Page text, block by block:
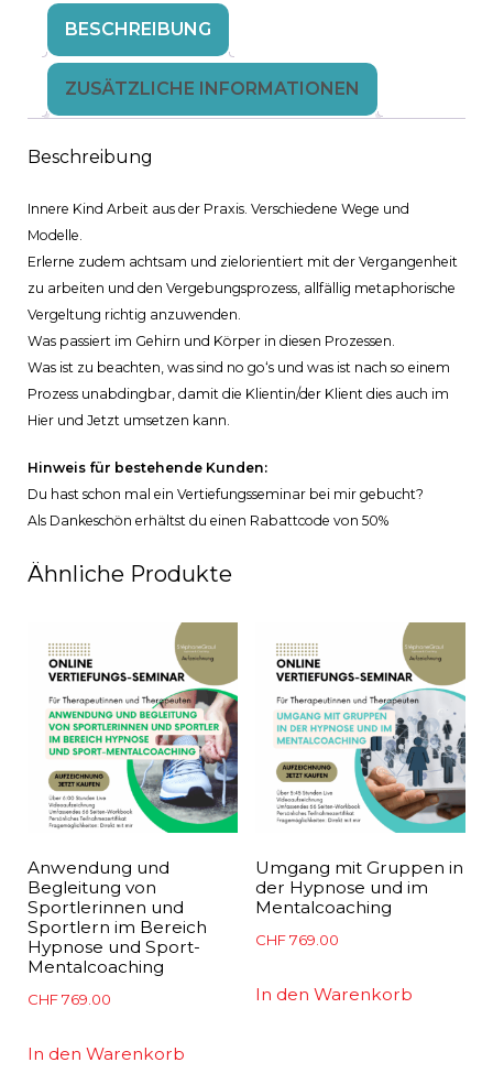
Arbeit
mit
Vergangenheit
(Regression),
und
Vergebung,
metaphorische
Vergeltung
Menge
BESCHREIBUNG
ZUSÄTZLICHE INFORMATIONEN
Beschreibung
Innere Kind Arbeit aus der Praxis. Verschiedene Wege und
Modelle.
Erlerne zudem achtsam und zielorientiert mit der Vergangenheit
zu arbeiten und den Vergebungsprozess, allfällig metaphorische
Vergeltung richtig anzuwenden.
Was passiert im Gehirn und Körper in diesen Prozessen.
Was ist zu beachten, was sind no go‘s und was ist nach so einem
Prozess unabdingbar, damit die Klientin/der Klient dies auch im
Hier und Jetzt umsetzen kann.
Hinweis für bestehende Kunden:
Du hast schon mal ein Vertiefungsseminar bei mir gebucht?
Als Dankeschön erhältst du einen Rabattcode von 50%
Ähnliche Produkte
Anwendung und
Begleitung von
Sportlerinnen und
Sportlern im Bereich
Hypnose und Sport-
Mentalcoaching
CHF769.00
In den Warenkorb
Umgang mit Gruppen in
der Hypnose und im
Mentalcoaching
CHF769.00
In den Warenkorb